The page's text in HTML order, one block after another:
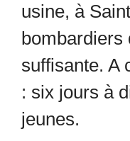
usine, à
bombardiers
suffisante. A
: six jours à
jeunes.